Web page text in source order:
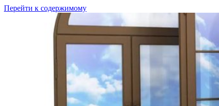
Перейти к содержимому